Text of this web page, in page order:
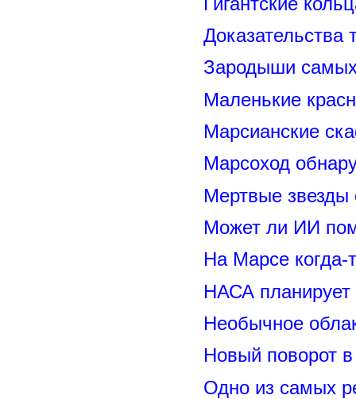
Доказательства
Зародыши самых
Маленькие
Марсианские
Марсоход
Мертвые звезды
Может ли ИИ
На Марсе
НАСА
Необычное
Новый поворот
Одно из самых